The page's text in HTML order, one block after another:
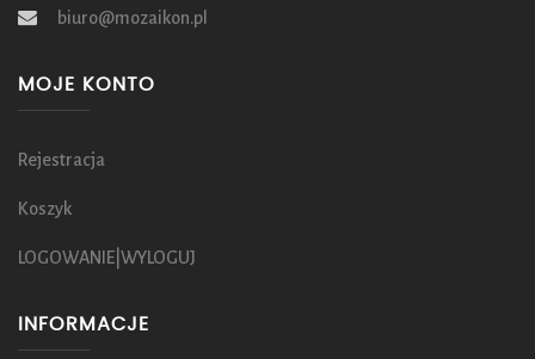
biuro@mozaikon.pl
MOJE KONTO
Rejestracja
Koszyk
LOGOWANIE|WYLOGUJ
INFORMACJE